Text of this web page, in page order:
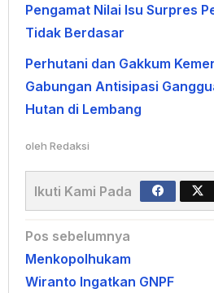
Pengamat Nilai Isu Surpres
Tidak Berdasar
Perhutani dan Gakkum
Gabungan Antisipasi
Hutan di Lembang
oleh Redaksi
Ikuti Kami Pada
Navigasi
pos
Pos sebelumnya
Menkopolhukam
Wiranto Ingatkan GNPF